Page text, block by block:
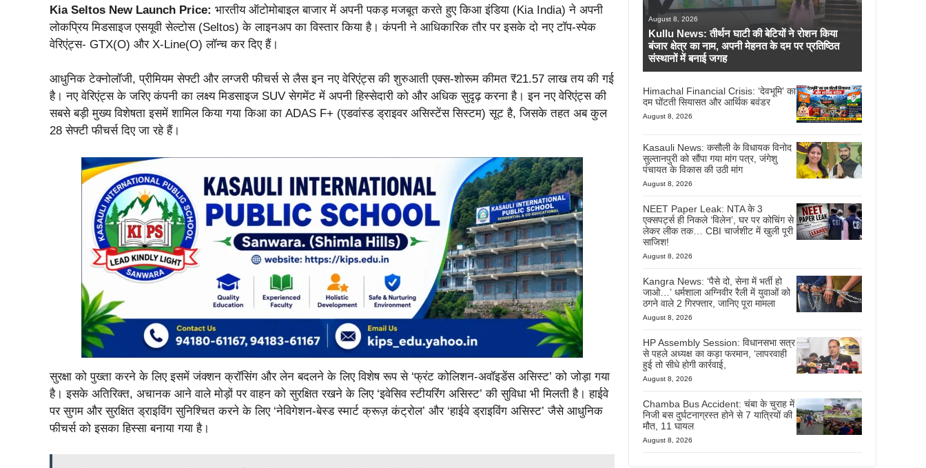
Kia Seltos New Launch Price: भारतीय ऑटोमोबाइल बाजार में अपनी पकड़ मजबूत करते हुए किआ इंडिया (Kia India) ने अपनी
लोकप्रिय मिडसाइज एसयूवी सेल्टोस (Seltos) के लाइनअप का विस्तार किया है। कंपनी ने आधिकारिक तौर पर इसके दो नए टॉप-स्पेक
वेरिएंट्स- GTX(O) और X-Line(O) लॉन्च कर दिए हैं।
आधुनिक टेक्नोलॉजी, प्रीमियम सेफ्टी और लग्जरी फीचर्स से लैस इन नए वेरिएंट्स की शुरुआती एक्स-शोरूम कीमत ₹21.57 लाख तय की गई
है। नए वेरिएंट्स के जरिए कंपनी का लक्ष्य मिडसाइज SUV सेगमेंट में अपनी हिस्सेदारी को और अधिक सुदृढ़ करना है। इन नए वेरिएंट्स की
सबसे बड़ी मुख्य विशेषता इसमें शामिल किया गया किआ का ADAS F+ (एडवांस्ड ड्राइवर असिस्टेंस सिस्टम) सूट है, जिसके तहत अब कुल
28 सेफ्टी फीचर्स दिए जा रहे हैं।
सुरक्षा को पुख्ता करने के लिए इसमें जंक्शन क्रॉसिंग और लेन बदलने के लिए विशेष रूप से ‘फ्रंट कोलिशन-अवॉइडेंस असिस्ट’ को जोड़ा गया
है। इसके अतिरिक्त, अचानक आने वाले मोड़ों पर वाहन को सुरक्षित रखने के लिए ‘इवेसिव स्टीयरिंग असिस्ट’ की सुविधा भी मिलती है। हाईवे
पर सुगम और सुरक्षित ड्राइविंग सुनिश्चित करने के लिए ‘नेविगेशन-बेस्ड स्मार्ट क्रूज़ कंट्रोल’ और ‘हाईवे ड्राइविंग असिस्ट’ जैसे आधुनिक
फीचर्स को इसका हिस्सा बनाया गया है।
August 8, 2026
Kullu News: तीर्थन घाटी की बेटियों ने रोशन किया
बंजार क्षेत्र का नाम, अपनी मेहनत के दम पर प्रतिष्ठित
संस्थानों में बनाई जगह
Himachal Financial Crisis: ‘देवभूमि’ का
दम घोंटती सियासत और आर्थिक बवंडर
August 8, 2026
Kasauli News: कसौली के विधायक विनोद
सुल्तानपुरी को सौंपा गया मांग पत्र, जंगेशु
पंचायत के विकास की उठी मांग
August 8, 2026
NEET Paper Leak: NTA के 3
एक्सपर्ट्स ही निकले ‘विलेन’, घर पर कोचिंग से
लेकर लीक तक… CBI चार्जशीट में खुली पूरी
साजिश!
August 8, 2026
Kangra News: ‘पैसे दो, सेना में भर्ती हो
जाओ…’ धर्मशाला अग्निवीर रैली में युवाओं को
ठगने वाले 2 गिरफ्तार, जानिए पूरा मामला
August 8, 2026
HP Assembly Session: विधानसभा सत्र
से पहले अध्यक्ष का कड़ा फरमान, ‘लापरवाही
हुई तो सीधे होगी कार्रवाई,
August 8, 2026
Chamba Bus Accident: चंबा के चुराह में
निजी बस दुर्घटनाग्रस्त होने से 7 यात्रियों की
मौत, 11 घायल
August 8, 2026